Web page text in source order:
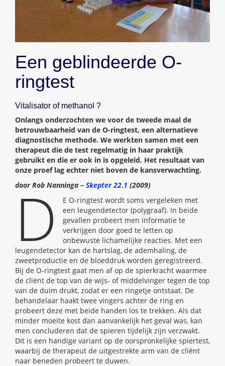
Een geblindeerde O-
ringtest
Vitalisator of methanol ?
Onlangs onderzochten we voor de tweede maal de
betrouwbaarheid van de O-ringtest, een alternatieve
diagnostische methode. We werkten samen met een
therapeut die de test regelmatig in haar praktijk
gebruikt en die er ook in is opgeleid. Het resultaat van
onze proef lag echter niet boven de kansverwachting.
door Rob Nanninga – Skepter 22.1 (2009)
D
E O-ringtest wordt soms vergeleken met
een leugendetector (polygraaf). In beide
gevallen probeert men informatie te
verkrijgen door goed te letten op
onbewuste lichamelijke reacties. Met een
leugendetector kan de hartslag, de ademhaling, de
zweetproductie en de bloeddruk worden geregistreerd.
Bij de O-ringtest gaat men af op de spierkracht waarmee
de cliënt de top van de wijs- of middelvinger tegen de top
van de duim drukt, zodat er een ringetje ontstaat. De
behandelaar haakt twee vingers achter de ring en
probeert deze met beide handen los te trekken. Als dat
minder moeite kost dan aanvankelijk het geval was, kan
men concluderen dat de spieren tijdelijk zijn verzwakt.
Dit is een handige variant op de oorspronkelijke spiertest,
waarbij de therapeut de uitgestrekte arm van de cliënt
naar beneden probeert te duwen.